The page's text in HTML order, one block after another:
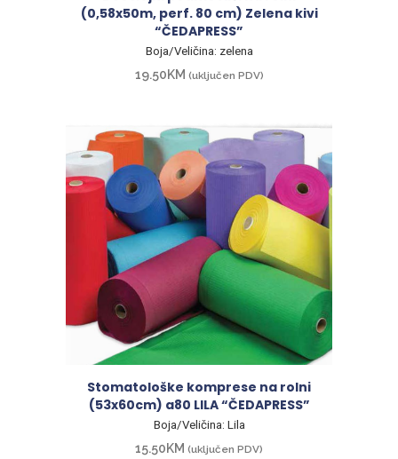
(0,58x50m, perf. 80 cm) Zelena kivi
“ČEDAPRESS”
Boja/Veličina: zelena
19.50KM (uključen PDV)
Stomatološke komprese na rolni
(53x60cm) a80 LILA “ČEDAPRESS”
Boja/Veličina: Lila
15.50KM (uključen PDV)